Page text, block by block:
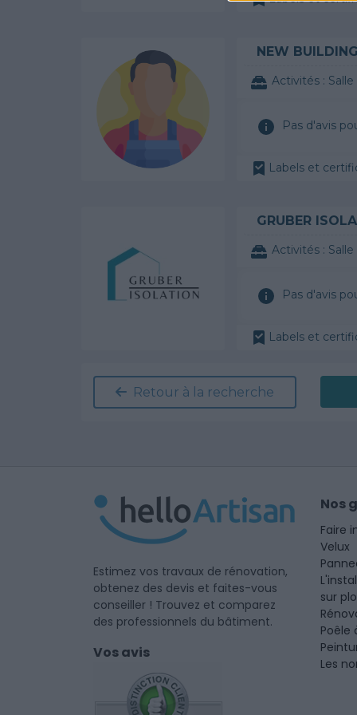
NEW BUILDING
Activités : Salle de
Pas d'avis
Labels et
GRUBER
Activités : Salle
Pas d'avis
Labels et
Retour à la recherche
Estimez vos travaux de rénovation,
obtenez des devis et faites-vous
conseiller ! Trouvez et comparez
des professionnels du bâtiment.
Vos avis
Nos
Faire
Velux
sur
Poêle
Les